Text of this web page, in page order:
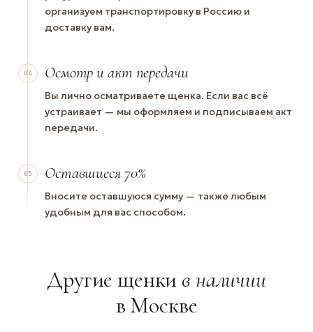
организуем транспортировку в Россию и
доставку вам.
04 Осмотр и акт передачи
Вы лично осматриваете щенка. Если вас всё
устраивает — мы оформляем и подписываем акт
передачи.
05 Оставшиеся 70%
Вносите оставшуюся сумму — также любым
удобным для вас способом.
Другие щенки в наличии
в Москве